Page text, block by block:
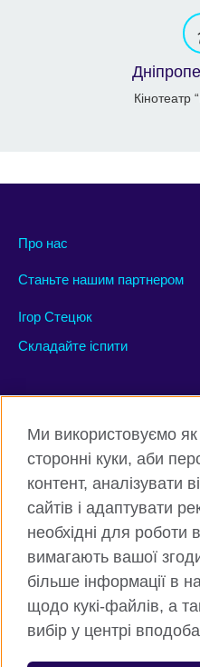
Кінотеатр
Про нас
Станьте нашим партнером
Ігор Стецюк
Складайте іспити
Connect with us
Facebook
Instagram
TikTok
Всесвітня Британська Рада
Приватність та умови
Ми використовуємо як
сторонні куки, аби
контент, аналізувати
сайтів і адаптувати
необхідні для роботи
вимагають вашої
більше інформації в
щодо кукі-файлів, а
вибір у центрі